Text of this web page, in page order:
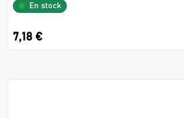
En stock
7,18 €